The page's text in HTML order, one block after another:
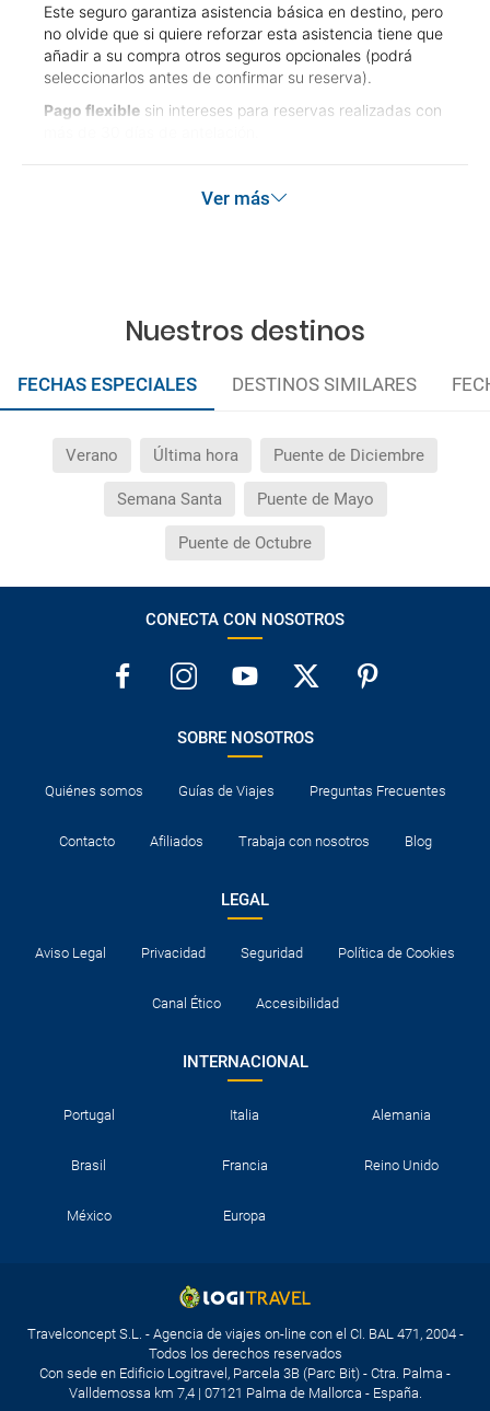
Este seguro garantiza asistencia básica en destino, pero
no olvide que si quiere reforzar esta asistencia tiene que
añadir a su compra otros seguros opcionales (podrá
seleccionarlos antes de confirmar su reserva).
Pago flexible sin intereses para reservas realizadas con
Ver más
Nuestros destinos
FECHAS ESPECIALES DESTINOS SIMILARES
Verano Última hora Puente de Diciembre
Semana Santa Puente de Mayo
Puente de Octubre
CONECTA CON NOSOTROS
SOBRE NOSOTROS
Quiénes somos Guías de Viajes Preguntas Frecuentes
Contacto Afiliados Trabaja con nosotros Blog
LEGAL
Aviso Legal Privacidad Seguridad Política de Cookies
Canal Ético Accesibilidad
INTERNACIONAL
Portugal Italia Alemania
Brasil Francia Reino Unido
México Europa
Travelconcept S.L. - Agencia de viajes on-line con el CI. BAL 471, 2004 -
Todos los derechos reservados
Con sede en Edificio Logitravel, Parcela 3B (Parc Bit) - Ctra. Palma -
Valldemossa km 7,4 | 07121 Palma de Mallorca - España.